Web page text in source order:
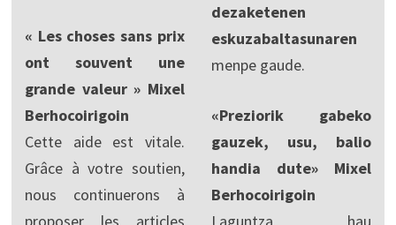
« Les choses sans prix
ont souvent une
grande valeur » Mixel
Berhocoirigoin
Cette aide est vitale.
Grâce à votre soutien,
nous continuerons à
proposer les articles
dezaketenen
eskuzabaltasunaren
menpe gaude.
«Preziorik gabeko
gauzek, usu, balio
handia dute» Mixel
Berhocoirigoin
Laguntza hau